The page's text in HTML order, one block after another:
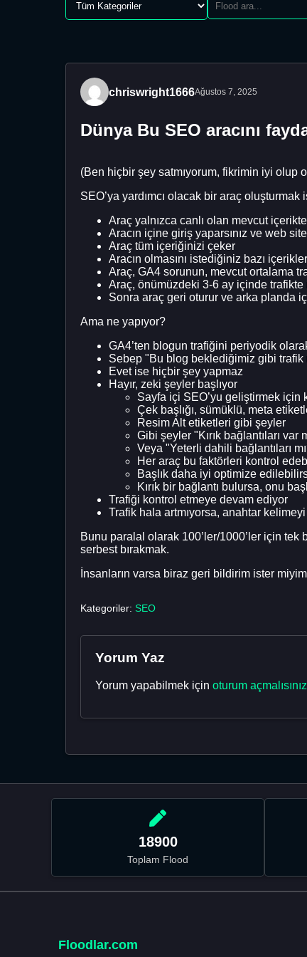
chriswright1666Ağustos 7, 2025
Dünya Bu SEO aracını
(Ben hiçbir şey satmıyorum, fikrimin iyi olup
SEO’ya yardımcı olacak bir araç
Araç yalnızca canlı olan mevcut içerikte
Aracın içine giriş yaparsınız ve web
Araç tüm içeriğinizi çeker
Aracın olmasını istediğiniz bazı
Araç, GA4 sorunun, mevcut ortalama
Araç, önümüzdeki 3-6 ay içinde
Sonra araç geri oturur ve arka planda
Ama ne yapıyor?
GA4’ten blogun trafiğini periyodik
Sebep "Bu blog beklediğimiz gibi trafik
Evet ise hiçbir şey yapmaz
Hayır, zeki şeyler başlıyor
Sayfa içi SEO’yu geliştirmek
Çek başlığı, sümüklü, meta
Resim Alt etiketleri gibi şeyler
Gibi şeyler "Kırık bağlantıları var
Veya "Yeterli dahili bağlantıları
Her araç bu faktörleri kontrol
Başlık daha iyi optimize
Kırık bir bağlantı bulursa, onu
Trafiği kontrol etmeye devam ediyor
Trafik hala artmıyorsa, anahtar
Bunu paralal olarak 100’ler/1000’ler için
serbest bırakmak.
İnsanların varsa biraz geri bildirim ister
Kategoriler: SEO
Yorum Yaz
Yorum yapabilmek için oturum açmalısınız
18900
Toplam Flood
Floodlar.com